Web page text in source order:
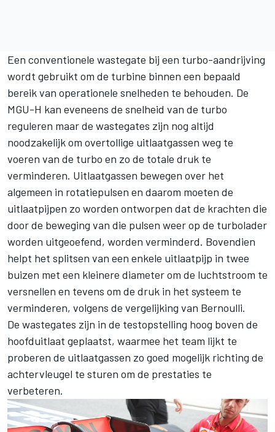
Een conventionele wastegate bij een turbo-aandrijving
wordt gebruikt om de turbine binnen een bepaald
bereik van operationele snelheden te behouden. De
MGU-H kan eveneens de snelheid van de turbo
reguleren maar de wastegates zijn nog altijd
noodzakelijk om overtollige uitlaatgassen weg te
voeren van de turbo en zo de totale druk te
verminderen. Uitlaatgassen bewegen over het
algemeen in rotatiepulsen en daarom moeten de
uitlaatpijpen zo worden ontworpen dat de krachten die
door de beweging van die pulsen weer op de turbolader
worden uitgeoefend, worden verminderd. Bovendien
helpt het splitsen van een enkele uitlaatpijp in twee
buizen met een kleinere diameter om de luchtstroom te
versnellen en tevens om de druk in het systeem te
verminderen, volgens de vergelijking van Bernoulli.
De wastegates zijn in de testopstelling hoog boven de
hoofduitlaat geplaatst, waarmee het team lijkt te
proberen de uitlaatgassen zo goed mogelijk richting de
achtervleugel te sturen om de prestaties te
verbeteren.